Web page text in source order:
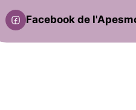
Facebook de